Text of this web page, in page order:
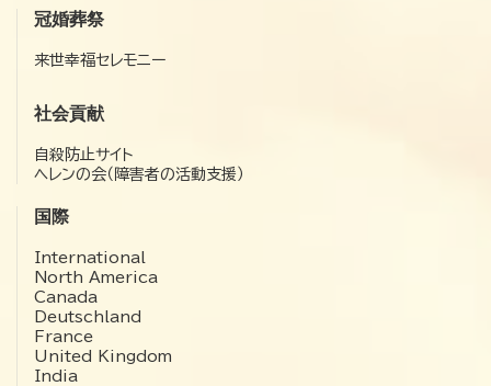
冠婚葬祭
来世幸福セレモニー
社会貢献
自殺防止サイト
ヘレンの会（障害者の活動支援）
国際
International
North America
Canada
Deutschland
France
United Kingdom
India